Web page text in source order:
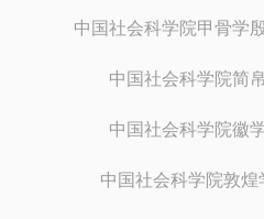
中国社会科学院甲骨学
中国社会科学院简
中国社会科学院徽
中国社会科学院敦煌